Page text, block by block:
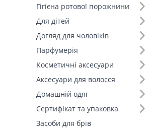
Гігієна ротової порожнини
Для дітей
Догляд для чоловіків
Парфумерія
Косметичні аксесуари
Аксесуари для волосся
Домашній одяг
Сертифікат та упаковка
Засоби для брів